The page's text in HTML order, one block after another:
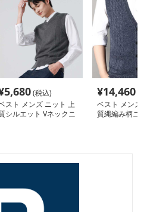
5,680(税込)
スト メンズ ニット 上
シルエット Vネックニ
¥14,460
ベスト メンズ
質縄編み柄ニ